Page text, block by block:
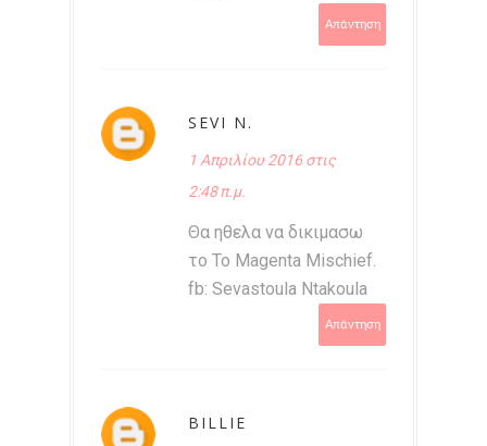
Απάντηση
SEVI N.
1 Απριλίου 2016 στις
2:48 π.μ.
Θα ηθελα να δικιμασω
το Το Magenta Mischief.
fb: Sevastoula Ntakoula
Απάντηση
BILLIE